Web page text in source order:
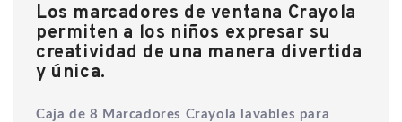
Los marcadores de ventana Crayola
permiten a los niños expresar su
creatividad de una manera divertida
y única.
Caja de 8 Marcadores Crayola lavables para